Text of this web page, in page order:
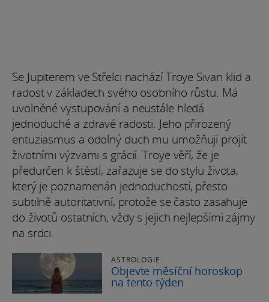
Se Jupiterem ve Střelci nachází Troye Sivan klid a
radost v základech svého osobního růstu. Má
uvolněné vystupování a neustále hledá
jednoduché a zdravé radosti. Jeho přirozený
entuziasmus a odolný duch mu umožňují projít
životními výzvami s grácií. Troye věří, že je
předurčen k štěstí, zařazuje se do stylu života,
který je poznamenán jednoduchostí, přesto
subtilně autoritativní, protože se často zasahuje
do životů ostatních, vždy s jejich nejlepšími zájmy
na srdci.
ASTROLOGIE
Objevte měsíční horoskop
na tento týden